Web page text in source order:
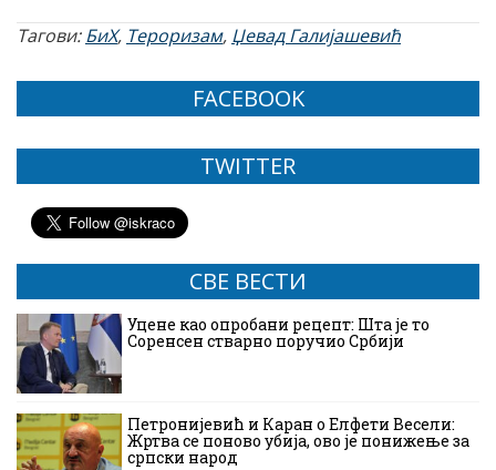
Тагови:БиХ, Тероризам, Џевад Галијашевић
FACEBOOK
TWITTER
СВЕ ВЕСТИ
Уцене као опробани рецепт: Шта је то
Соренсен стварно поручио Србији
Петронијевић и Каран о Елфети Весели:
Жртва се поново убија, ово је понижење за
српски народ